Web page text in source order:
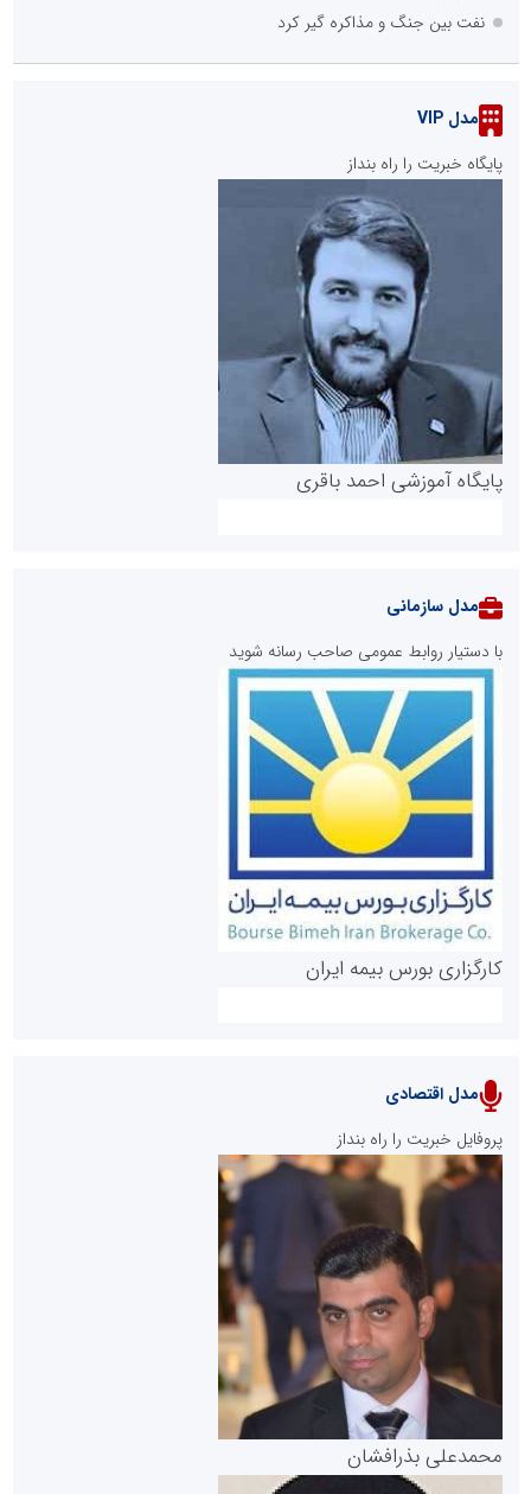
نفت بین جنگ و مذاکره گیر کرد
مدل VIP
پایگاه خبریت را راه بنداز
پایگاه آموزشی احمد باقری
روابط عمومی خبرگزاری گزارش خبر
پایگاه خبری نهضت ملی مسکن
پایگاه خبری گفتمان یزد
مدل سازمانی
با دستیار روابط عمومی صاحب رسانه شوید
کارگزاری بورس بیمه ایران
سازمان بورس و اوراق بهادار
مرجع اخبار موثق در بازارسرمایه
مدل اقتصادی
پروفایل خبریت را راه بنداز
محمدعلی بذرافشان